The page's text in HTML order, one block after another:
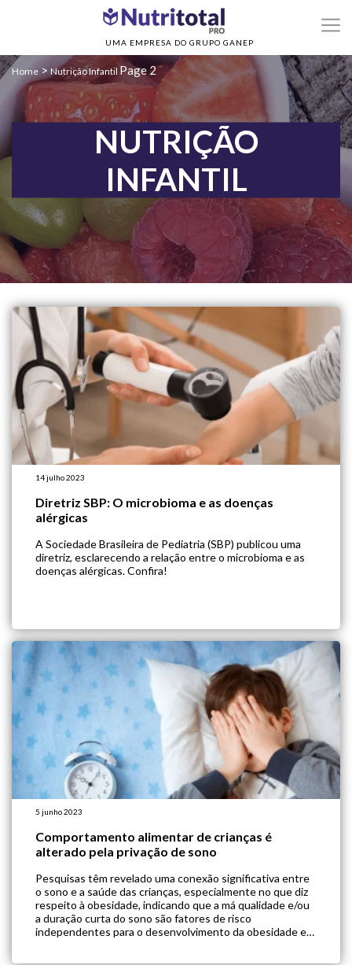
UMA EMPRESA DO GRUPO GANEP
Home> Nutrição Infantil Page 2
NUTRIÇÃO
INFANTIL
14 julho 2023
Diretriz SBP: O microbioma e as doenças
alérgicas
A Sociedade Brasileira de Pediatria (SBP) publicou uma
diretriz, esclarecendo a relação entre o microbioma e as
doenças alérgicas. Confira!
5 junho 2023
Comportamento alimentar de crianças é
alterado pela privação de sono
Pesquisas têm revelado uma conexão significativa entre
o sono e a saúde das crianças, especialmente no que diz
respeito à obesidade, indicando que a má qualidade e/ou
a duração curta do sono são fatores de risco
independentes para o desenvolvimento da obesidade em